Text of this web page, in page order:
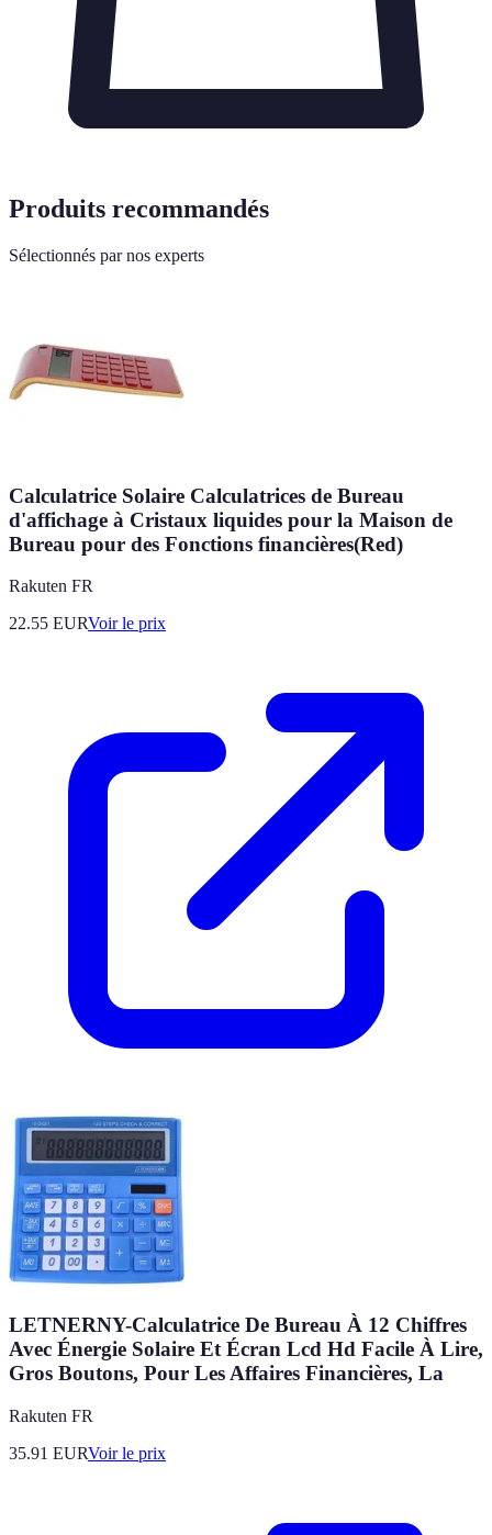
Produits recommandés
Sélectionnés par nos experts
Calculatrice Solaire Calculatrices de Bureau
d'affichage à Cristaux liquides pour la Maison de
Bureau pour des Fonctions financières(Red)
Rakuten FR
22.55 EURVoir le prix
LETNERNY-Calculatrice De Bureau À 12 Chiffres
Avec Énergie Solaire Et Écran Lcd Hd Facile À Lire,
Gros Boutons, Pour Les Affaires Financières, La
Rakuten FR
35.91 EURVoir le prix